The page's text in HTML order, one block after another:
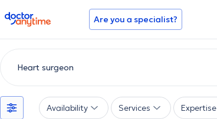
doctoranytime Are you a specialist?
Availability Services Expertise